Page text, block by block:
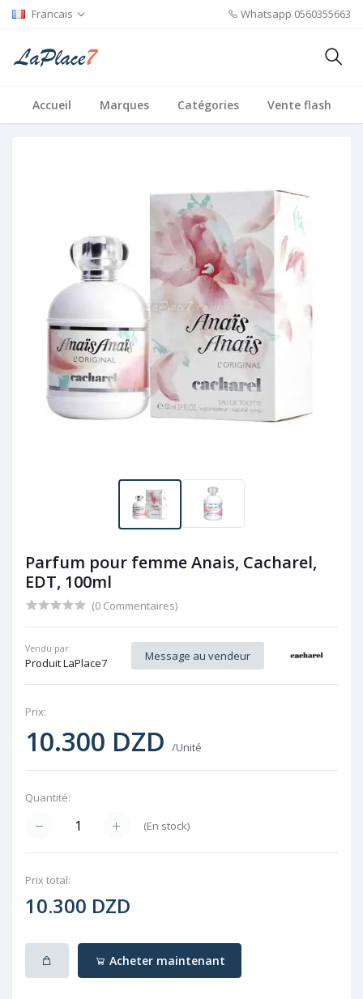
Francais Whatsapp 0560355663
Accueil Marques Catégories Vente flash
Parfum pour femme Anais, Cacharel,
EDT, 100ml
(0 Commentaires)
Vendu par:
Produit LaPlace7
Message au vendeur
Prix:
10.300 DZD /Unité
Quantité:
(En stock)
Prix ​​total:
10.300 DZD
Acheter maintenant